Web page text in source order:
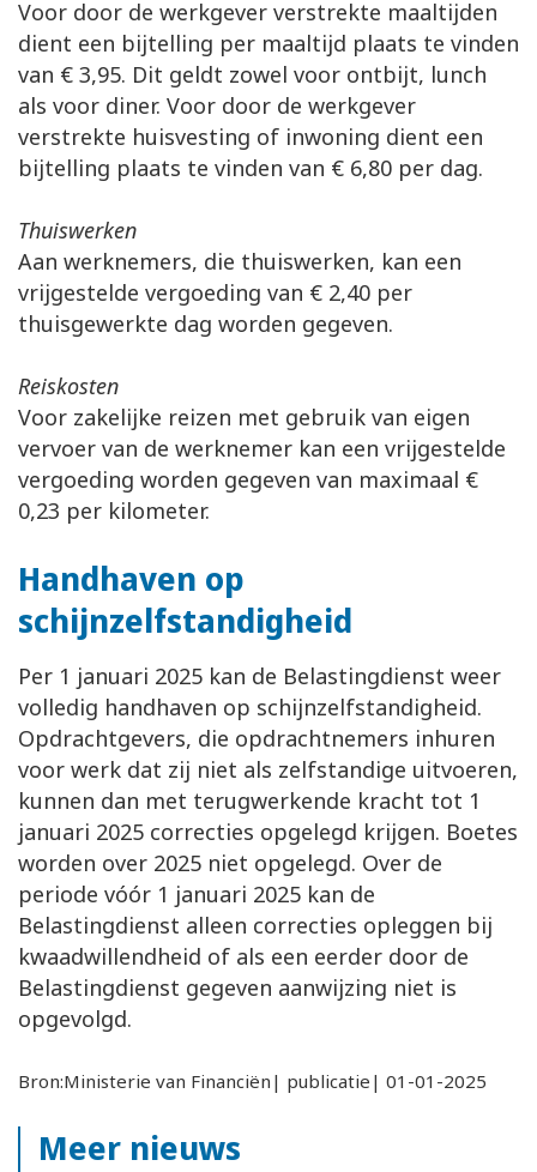
Voor door de werkgever verstrekte maaltijden
dient een bijtelling per maaltijd plaats te vinden
van € 3,95. Dit geldt zowel voor ontbijt, lunch
als voor diner. Voor door de werkgever
verstrekte huisvesting of inwoning dient een
bijtelling plaats te vinden van € 6,80 per dag.
Thuiswerken
Aan werknemers, die thuiswerken, kan een
vrijgestelde vergoeding van € 2,40 per
thuisgewerkte dag worden gegeven.
Reiskosten
Voor zakelijke reizen met gebruik van eigen
vervoer van de werknemer kan een vrijgestelde
vergoeding worden gegeven van maximaal €
0,23 per kilometer.
Handhaven op
schijnzelfstandigheid
Per 1 januari 2025 kan de Belastingdienst weer
volledig handhaven op schijnzelfstandigheid.
Opdrachtgevers, die opdrachtnemers inhuren
voor werk dat zij niet als zelfstandige uitvoeren,
kunnen dan met terugwerkende kracht tot 1
januari 2025 correcties opgelegd krijgen. Boetes
worden over 2025 niet opgelegd. Over de
periode vóór 1 januari 2025 kan de
Belastingdienst alleen correcties opleggen bij
kwaadwillendheid of als een eerder door de
Belastingdienst gegeven aanwijzing niet is
opgevolgd.
Bron:Ministerie van Financiën| publicatie| 01-01-2025
Meer nieuws